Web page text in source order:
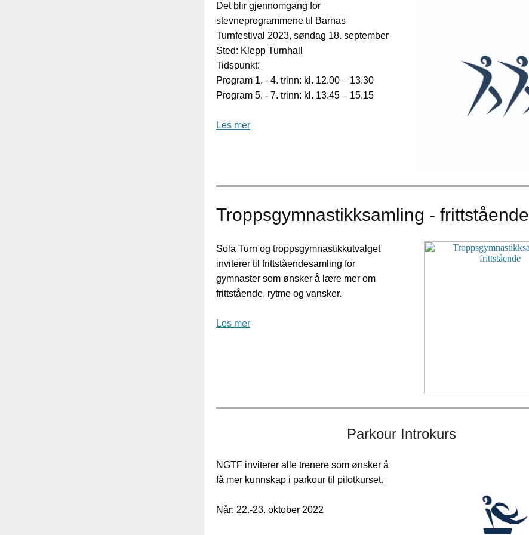
Det blir gjennomgang for
stevneprogrammene til Barnas
Turnfestival 2023, søndag 18. september
Sted: Klepp Turnhall
Tidspunkt:
Program 1. - 4. trinn: kl. 12.00 – 13.30
Program 5. - 7. trinn: kl. 13.45 – 15.15
Les mer
Troppsgymnastikksamling - frittstående
Sola Turn og troppsgymnastikkutvalget
inviterer til frittståendesamling for
gymnaster som ønsker å lære mer om
frittstående, rytme og vansker.
Les mer
Parkour Introkurs
NGTF inviterer alle trenere som ønsker å
få mer kunnskap i parkour til pilotkurset.
Når: 22.-23. oktober 2022